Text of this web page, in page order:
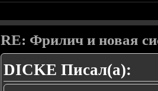
RE: Фрилич и новая
DICKE Писал(а):